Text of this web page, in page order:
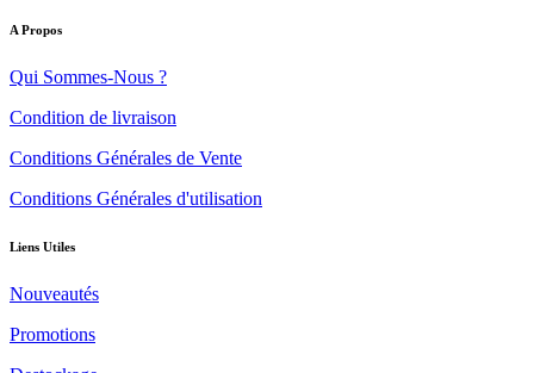
A Propos
Qui Sommes-Nous ?
Condition de livraison
Conditions Générales de Vente
Conditions Générales d'utilisation
Liens Utiles
Nouveautés
Promotions